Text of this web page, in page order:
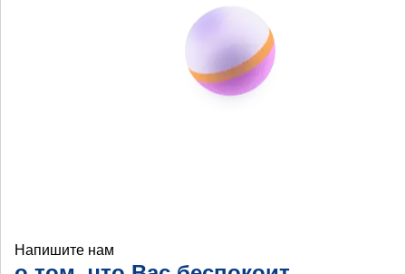
Напишите нам